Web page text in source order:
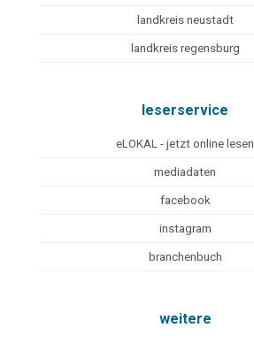
landkreis neustadt
landkreis regensburg
leserservice
eLOKAL - jetzt online lesen
mediadaten
facebook
instagram
branchenbuch
weitere